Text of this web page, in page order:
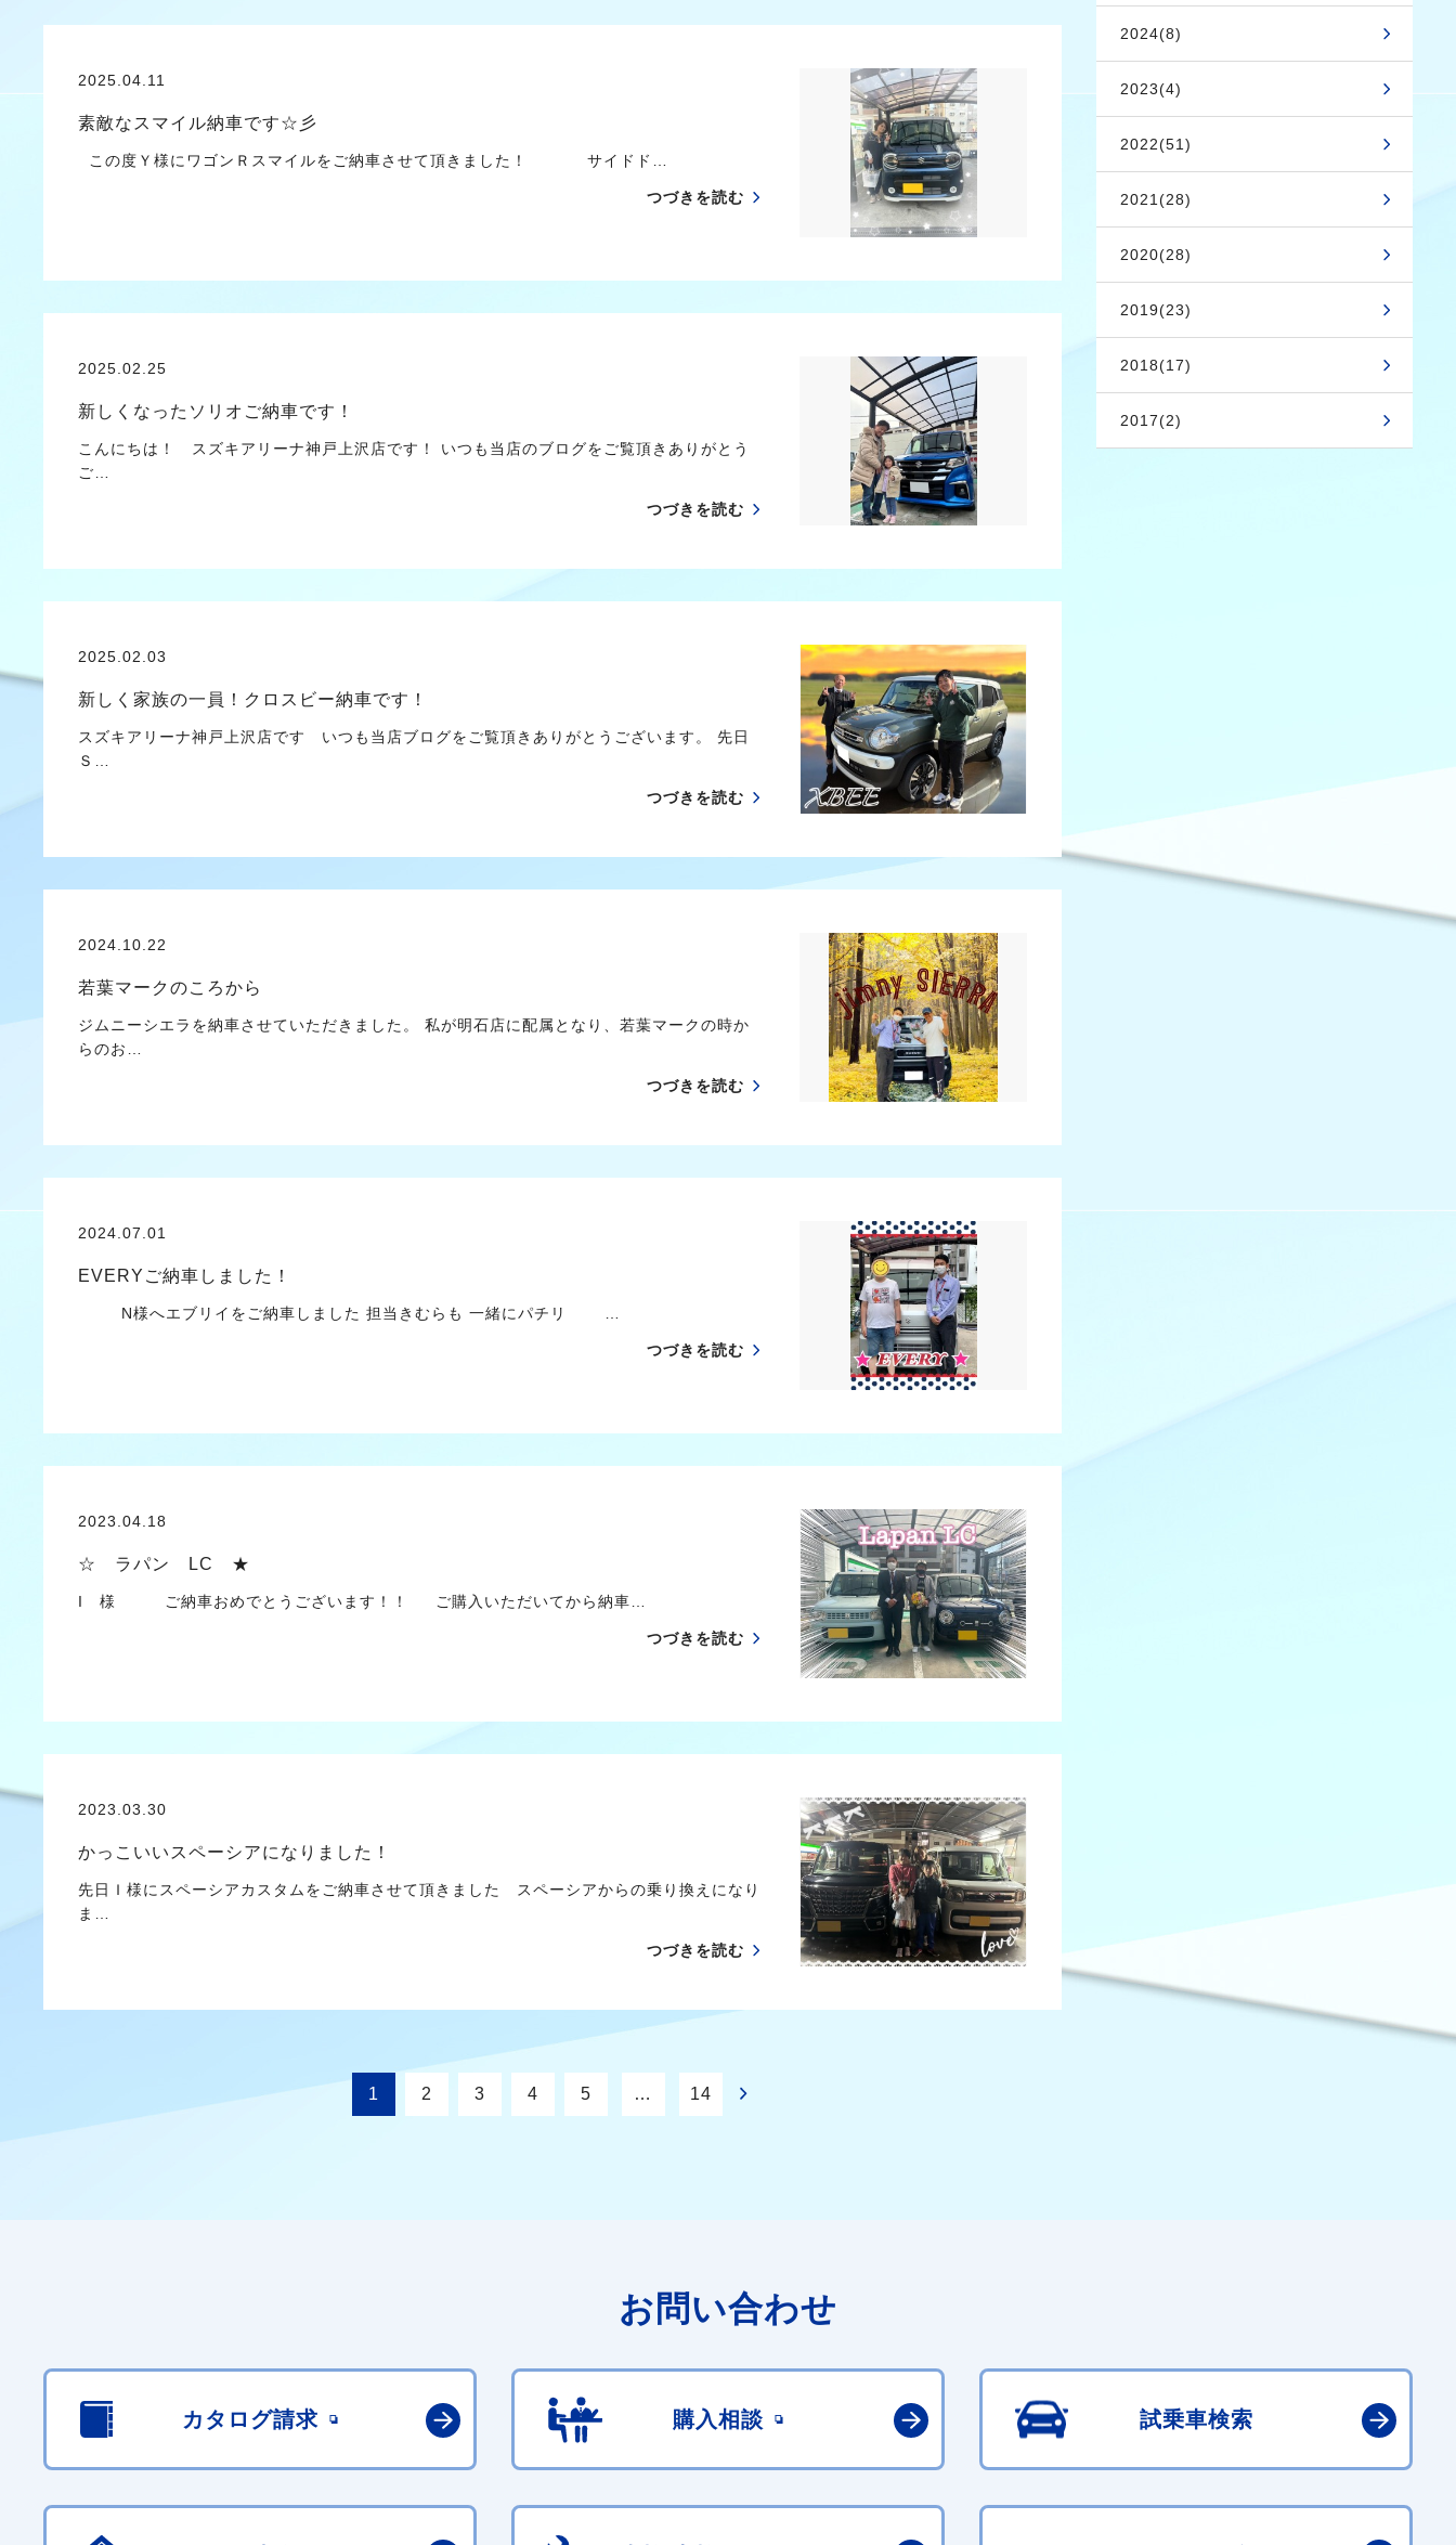
2025.04.11
素敵なスマイル納車です☆彡
この度Ｙ様にワゴンＲスマイルをご納車させて頂きました！ サイドド…
つづきを読む
2025.02.25
新しくなったソリオご納車です！
こんにちは！ スズキアリーナ神戸上沢店です！ いつも当店のブログをご覧頂きありがとう
ご…
つづきを読む
2025.02.03
新しく家族の一員！クロスビー納車です！
スズキアリーナ神戸上沢店です いつも当店ブログをご覧頂きありがとうございます。 先日
Ｓ…
つづきを読む
2024.10.22
若葉マークのころから
ジムニーシエラを納車させていただきました。 私が明石店に配属となり、若葉マークの時か
らのお…
つづきを読む
2024.07.01
EVERYご納車しました！
N様へエブリイをご納車しました 担当きむらも 一緒にパチリ …
つづきを読む
2023.04.18
☆ ラパン LC ★
I 様 ご納車おめでとうございます！！ ご購入いただいてから納車…
つづきを読む
2023.03.30
かっこいいスペーシアになりました！
先日Ｉ様にスペーシアカスタムをご納車させて頂きました スペーシアからの乗り換えになり
ま…
つづきを読む
1 2 3 4 5 … 14
2024(8)
2023(4)
2022(51)
2021(28)
2020(28)
2019(23)
2018(17)
2017(2)
お問い合わせ
カタログ請求 購入相談 試乗車検索